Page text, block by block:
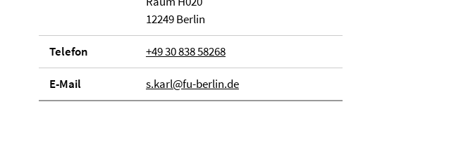
12249 Berlin
Telefon +49 30 838 58268
E-Mail s.karl@fu-berlin.de